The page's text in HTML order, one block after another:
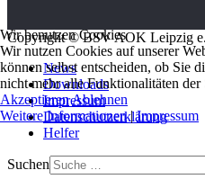
Copyright © BSV AOK Leipzig
News
Downloads
Impressum
Datenschutzerklärung
Helfer
Suchen
Wir benutzen Cookies
Wir nutzen Cookies auf unserer
können selbst entscheiden, ob Sie
nicht mehr alle Funktionalitäten der
AkzeptierenAblehnen
Weitere Informationen|Impressum